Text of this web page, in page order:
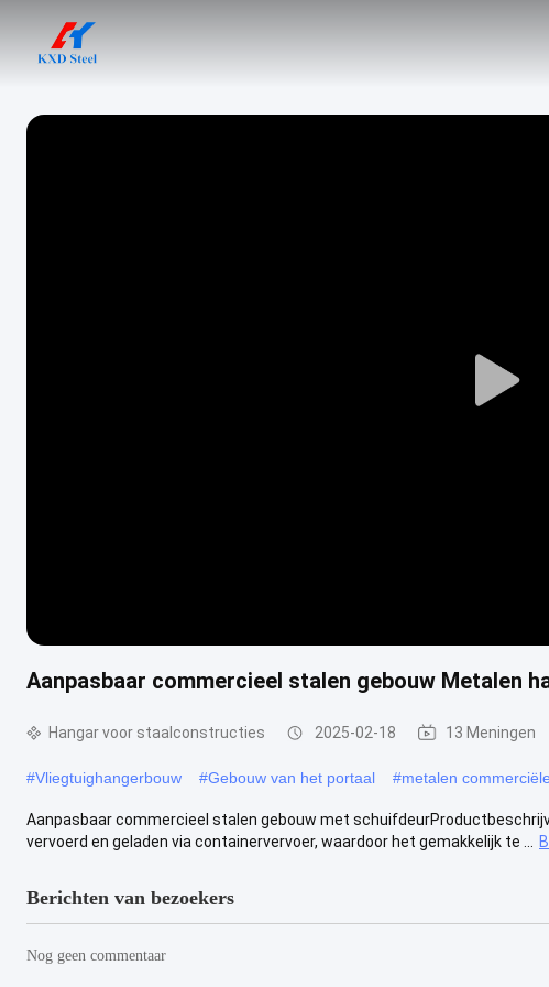
Play
Aanpasbaar commercieel stalen gebouw Metalen
Hangar voor staalconstructies 2025-02-18 13 Meningen
#Vliegtuighangerbouw #Gebouw van het portaal #metalen
Aanpasbaar commercieel stalen gebouw met
vervoerd en geladen via containervervoer, waardoor het gemakkelijk te ...
Berichten van bezoekers
Nog geen commentaar